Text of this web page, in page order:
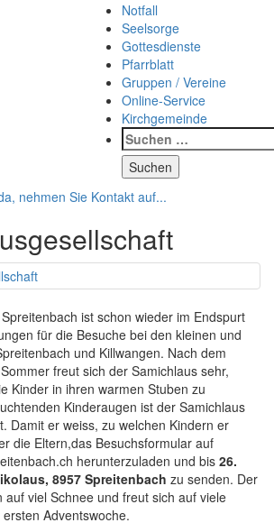
Notfall
Seelsorge
Gottesdienste
Pfarrblatt
Gruppen / Vereine
Online-Service
Kirchgemeinde
Suchen
nach:
nehmen Sie Kontakt auf...
ist schon wieder im Endspurt
für die Besuche bei den kleinen und
und Killwangen. Nach dem
freut sich der Samichlaus sehr,
Kinder in ihren warmen Stuben zu
Kinderaugen ist der Samichlaus
Damit er weiss, zu welchen Kindern er
die Eltern,das Besuchsformular auf
herunterzuladen und bis 26.
8957 Spreitenbach zu senden. Der
auf viel Schnee und freut sich auf viele
Adventswoche.